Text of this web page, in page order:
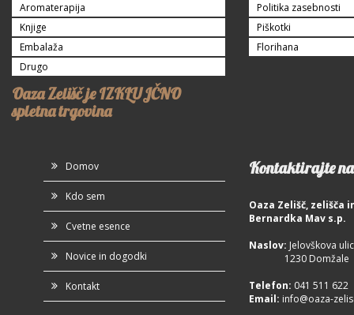
Aromaterapija
Knjige
Embalaža
Drugo
Oaza Zelišč je IZKLUJČNO
spletna trgovina
Politika zasebnosti
Piškotki
Florihana
Domov
Kdo sem
Cvetne esence
Novice in dogodki
Kontakt
Kontaktirajte
Oaza Zelišč, zelišča
Bernardka Mav s.p.
Naslov: Jelovškova
1230 Domžale
Telefon: 041 511 622
Email: info@oaza-